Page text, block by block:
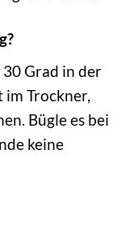
30 Grad in der
im Trockner,
Bügle es bei
keine